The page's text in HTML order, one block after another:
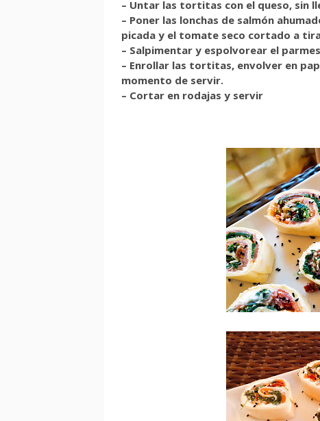
– Untar las tortitas con el queso, sin
– Poner las lonchas de salmón
picada y el tomate seco cortado a
– Salpimentar y espolvorear el
– Enrollar las tortitas, envolver en
momento de servir.
– Cortar en rodajas y servir